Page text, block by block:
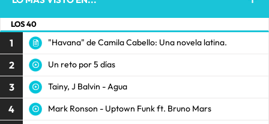
LOS 40
1 "Havana" de Camila Cabello: Una novela latina.
2 Un reto por 5 días
3 Tainy, J Balvin - Agua
4 Mark Ronson - Uptown Funk ft. Bruno Mars